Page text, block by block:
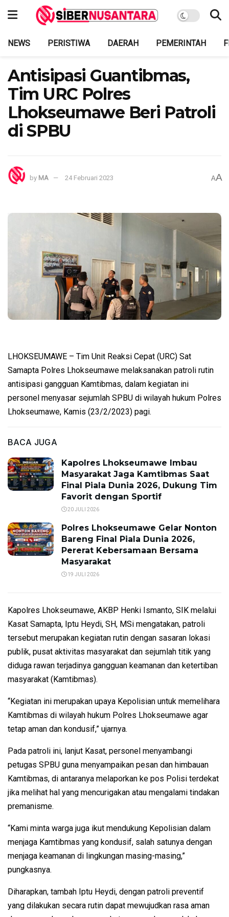
NEWS PERISTIWA DAERAH PEMERINTAH
Antisipasi Guantibmas,
Tim URC Polres
Lhokseumawe Beri Patroli
di SPBU
by MA 24 Februari 2023 AA
LHOKSEUMAWE – Tim Unit Reaksi Cepat (URC) Sat
Samapta Polres Lhokseumawe melaksanakan patroli rutin
antisipasi gangguan Kamtibmas, dalam kegiatan ini
personel menyasar sejumlah SPBU di wilayah hukum Polres
Lhokseumawe, Kamis (23/2/2023) pagi.
BACA JUGA
Kapolres Lhokseumawe Imbau
Masyarakat Jaga Kamtibmas Saat
Final Piala Dunia 2026, Dukung Tim
Favorit dengan Sportif
20 JULI 2026
Polres Lhokseumawe Gelar Nonton
Bareng Final Piala Dunia 2026,
Pererat Kebersamaan Bersama
Masyarakat
19 JULI 2026
Kapolres Lhokseumawe, AKBP Henki Ismanto, SIK melalui
Kasat Samapta, Iptu Heydi, SH, MSi mengatakan, patroli
tersebut merupakan kegiatan rutin dengan sasaran lokasi
publik, pusat aktivitas masyarakat dan sejumlah titik yang
diduga rawan terjadinya gangguan keamanan dan ketertiban
masyarakat (Kamtibmas).
“Kegiatan ini merupakan upaya Kepolisian untuk memelihara
Kamtibmas di wilayah hukum Polres Lhokseumawe agar
tetap aman dan kondusif,” ujarnya.
Pada patroli ini, lanjut Kasat, personel menyambangi
petugas SPBU guna menyampaikan pesan dan himbauan
Kamtibmas, di antaranya melaporkan ke pos Polisi terdekat
jika melihat hal yang mencurigakan atau mengalami tindakan
premanisme.
“Kami minta warga juga ikut mendukung Kepolisian dalam
menjaga Kamtibmas yang kondusif, salah satunya dengan
menjaga keamanan di lingkungan masing-masing,”
pungkasnya.
Diharapkan, tambah Iptu Heydi, dengan patroli preventif
yang dilakukan secara rutin dapat mewujudkan rasa aman